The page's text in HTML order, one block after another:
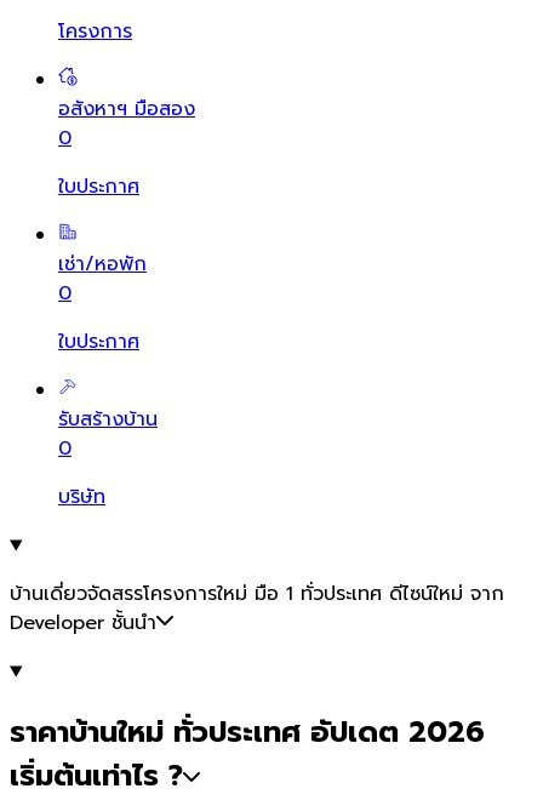
โครงการ
อสังหาฯ มือสอง
0
ใบประกาศ
เช่า/หอพัก
0
ใบประกาศ
รับสร้างบ้าน
0
บริษัท
บ้านเดี่ยวจัดสรรโครงการใหม่ มือ 1 ทั่วประเทศ ดีไซน์ใหม่ จาก
Developer ชั้นนำ
ราคาบ้านใหม่ ทั่วประเทศ อัปเดต 2026
เริ่มต้นเท่าไร ?